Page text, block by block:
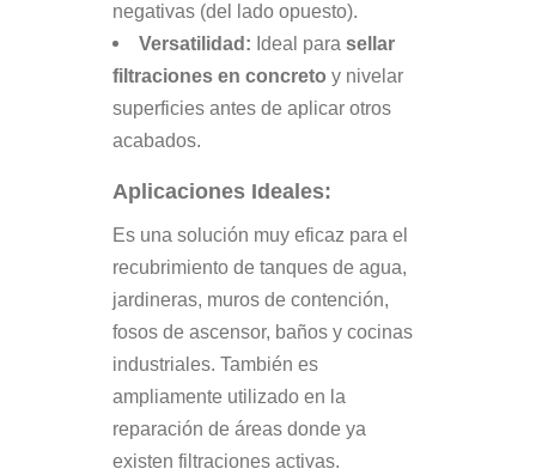
negativas (del lado opuesto).
Versatilidad: Ideal para sellar
filtraciones en concreto y nivelar
superficies antes de aplicar otros
acabados.
Aplicaciones Ideales:
Es una solución muy eficaz para el
recubrimiento de tanques de agua,
jardineras, muros de contención,
fosos de ascensor, baños y cocinas
industriales. También es
ampliamente utilizado en la
reparación de áreas donde ya
existen filtraciones activas.